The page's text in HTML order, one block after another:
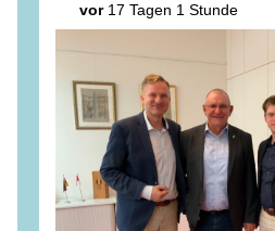
Ein Herzensprojekt dieser
hinaus der ASB-
zehn Jahren die letzten
die Tat umsetzt. Für dieses
Engagement kann man gar
vor17 Tagen 1 Stunde